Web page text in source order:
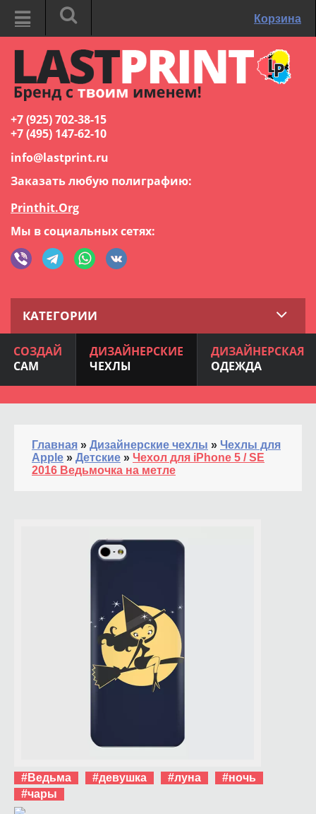
Корзина
+7 (925) 702-38-15
+7 (495) 147-62-10
info@lastprint.ru
Заказать любую полиграфию:
Printhit.Org
Мы в социальных сетях:
КАТЕГОРИИ
СОЗДАЙ
САМ
ДИЗАЙНЕРСКИЕ
ЧЕХЛЫ
ДИЗАЙНЕРСКАЯ
ОДЕЖДА
Главная » Дизайнерские чехлы » Чехлы для
Apple » Детские » Чехол для iPhone 5 / SE
2016 Ведьмочка на метле
#Ведьма #девушка #луна
#ночь
#чары